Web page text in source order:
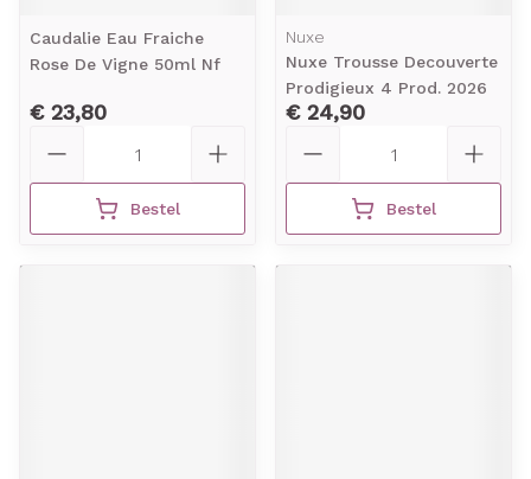
Caudalie Eau Fraiche
Rose De Vigne 50ml Nf
€ 23,80
Bestel
Nuxe
Nuxe Trousse Decouverte
Prodigieux 4 Prod. 2026
€ 24,90
Bestel